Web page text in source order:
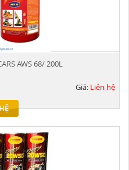
AWS 68/ 200L
Giá: Liên hệ